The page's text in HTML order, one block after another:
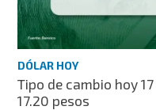
DÓLAR HOY
Tipo de cambio hoy
17.20 pesos